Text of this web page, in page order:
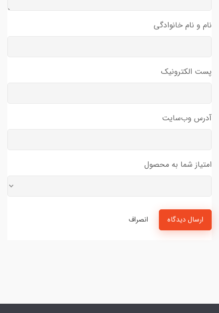
نام و نام خانوادگی
پست الکترونیک
آدرس وب‌سایت
امتیاز شما به محصول
ارسال دیدگاه انصراف